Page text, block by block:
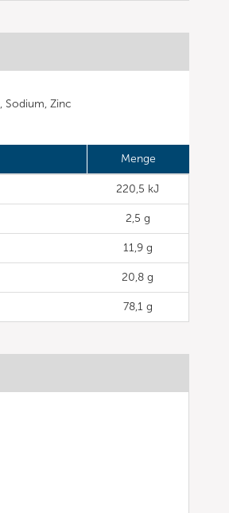
Sodium, Zinc
Menge
220,5 kJ
2,5 g
11,9 g
20,8 g
78,1 g